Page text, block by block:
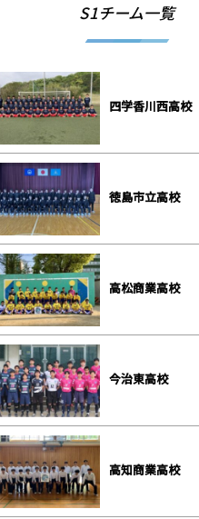
S1チーム一覧
四学香川西高校
徳島市立高校
高松商業高校
今治東高校
高知商業高校